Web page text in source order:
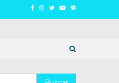
Buscar: